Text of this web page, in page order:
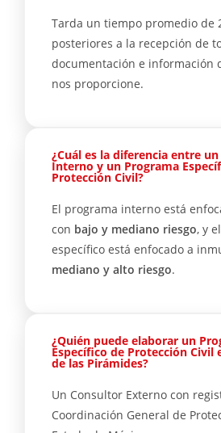
Tarda un tiempo promedio de
posteriores a la recepción de
documentación e información
nos proporcione.
¿Cuál es la diferencia entre
Interno y un Programa
Protección Civil?
El programa interno está
con bajo y mediano riesgo, y
específico está enfocado a
mediano y alto riesgo.
¿Quién puede elaborar un
Específico de Protección Civil
de las Pirámides?
Un Consultor Externo con
Coordinación General de